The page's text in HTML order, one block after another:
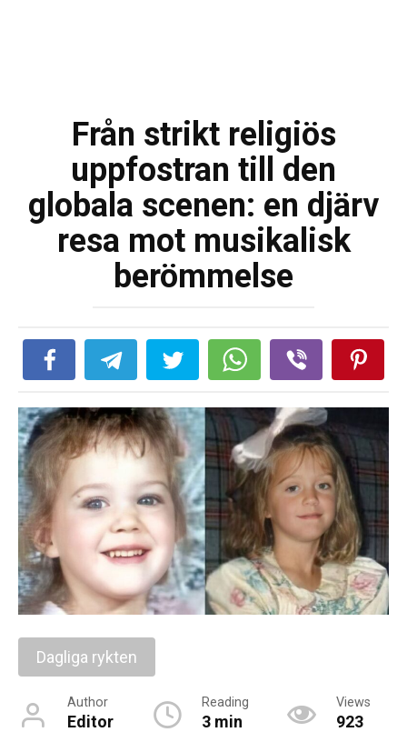
Från strikt religiös
uppfostran till den
globala scenen: en djärv
resa mot musikalisk
berömmelse
Dagliga rykten
Author
Editor
Reading
3 min
Views
923